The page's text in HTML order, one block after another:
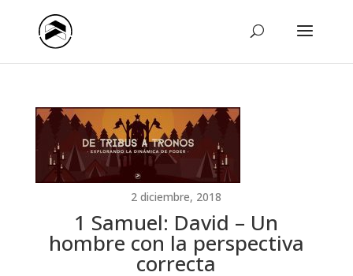
2 diciembre, 2018
1 Samuel: David – Un
hombre con la perspectiva
correcta